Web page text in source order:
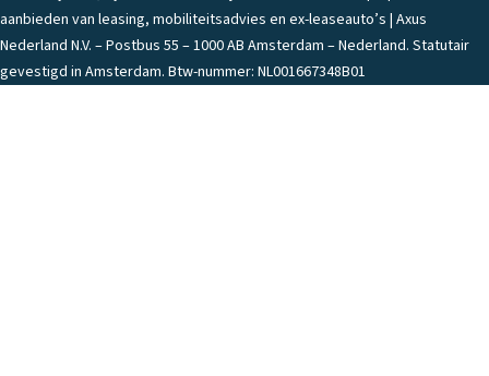
aanbieden van leasing, mobiliteitsadvies en ex-leaseauto’s | Axus
Nederland N.V. – Postbus 55 – 1000 AB Amsterdam – Nederland. Statutair
gevestigd in Amsterdam. Btw-nummer: NL001667348B01